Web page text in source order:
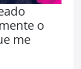
o
me